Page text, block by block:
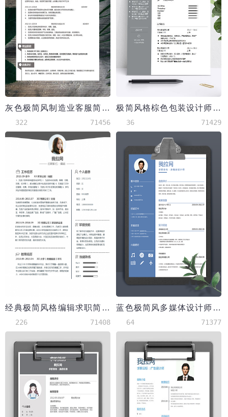
灰色极简风制造业客服简历模板
322 71456
极简风格棕色包装设计师简历模板
36 71429
经典极简风格编辑求职简历模板
226 71408
蓝色极简风多媒体设计师word简历模板
64 71377